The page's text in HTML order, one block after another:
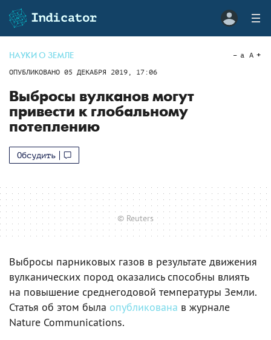
НАУКИ О ЗЕМЛЕ
ОПУБЛИКОВАНО 05 ДЕКАБРЯ 2019, 17:06
a A
Выбросы вулканов могут
привести к глобальному
потеплению
Обсудить
© Reuters
Выбросы парниковых газов в результате движения
вулканических пород оказались способны влиять
на повышение среднегодовой температуры Земли.
Статья об этом была опубликована в журнале
Nature Communications.